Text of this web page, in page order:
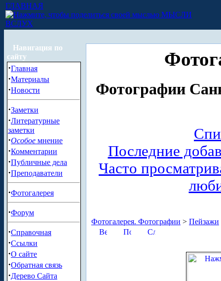
ГЛАВНАЯ
МЫСЛИ
ВСЛУХ
Навигация по
сайту
·Главная
·Материалы
·Новости
·Заметки
·Литературные
заметки
·Особое мнение
·Комментарии
·Публичные дела
·Преподаватели
·Фотогалерея
·Форум
·Справочная
·Ссылки
·О сайте
·Обратная связь
·Дерево Сайта
Фотографии
Последние
Часто
Фотогалерея. Фотографии > Пейзажи